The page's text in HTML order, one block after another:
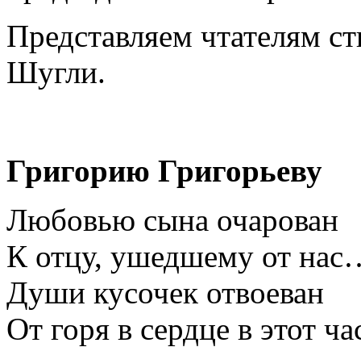
Представляем чтателям
Шугли.
Григорию Григорьеву
Любовью сына очарован
К отцу, ушедшему от
Души кусочек отвоеван
От горя в сердце в этот